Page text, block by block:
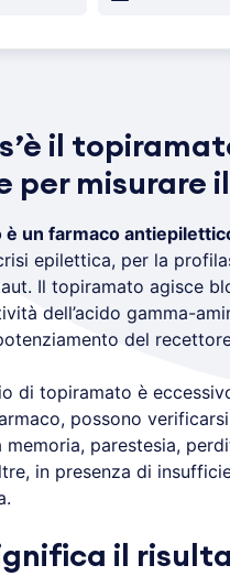
il
per misurare
è un farmaco
epilettica, per la
Il topiramato agisce
dell’acido gamma-
del
di topiramato è
possono
memoria, parestesia,
in presenza di
il